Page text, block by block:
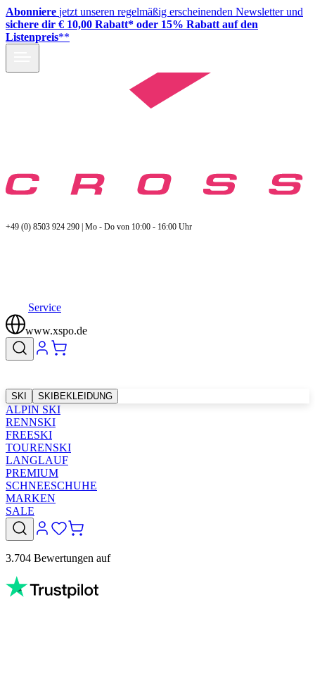
Abonniere jetzt unseren regelmäßig erscheinenden Newsletter und
sichere dir € 10,00 Rabatt* oder 15% Rabatt auf den
Listenpreis**
+49 (0) 8503 924 290 | Mo - Do von 10:00 - 16:00 Uhr
Service
www.xspo.de
SKI SKIBEKLEIDUNG
ALPIN SKI
RENNSKI
FREESKI
TOURENSKI
LANGLAUF
PREMIUM
SCHNEESCHUHE
MARKEN
SALE
3.704 Bewertungen auf